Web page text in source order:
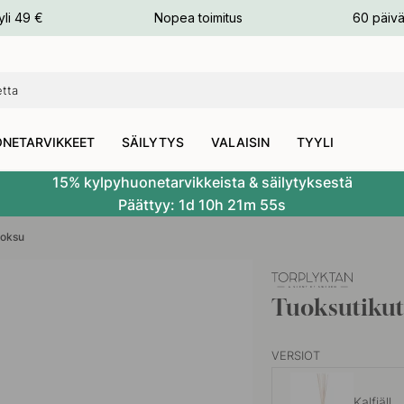
49 € Nopea toimitus 60
SÄILYTYS VALAISIN TYYLI
15% kylpyhuonetarvikkeista & säilytyksestä
Päättyy: 1d 10h 21m 54s
VERSIOT